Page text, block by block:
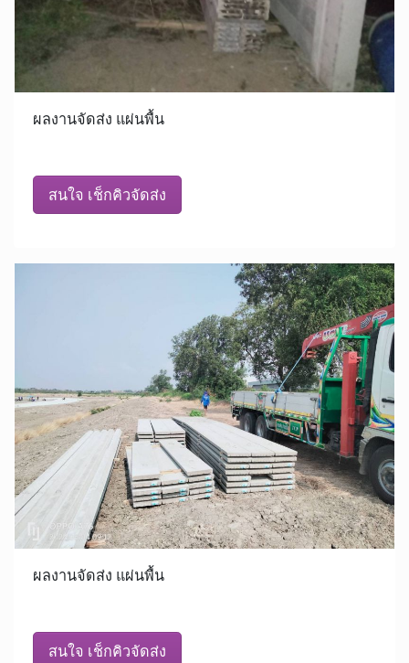
ผลงานจัดส่ง แผ่นพื้น
สนใจ เช็กคิวจัดส่ง
ผลงานจัดส่ง แผ่นพื้น
สนใจ เช็กคิวจัดส่ง